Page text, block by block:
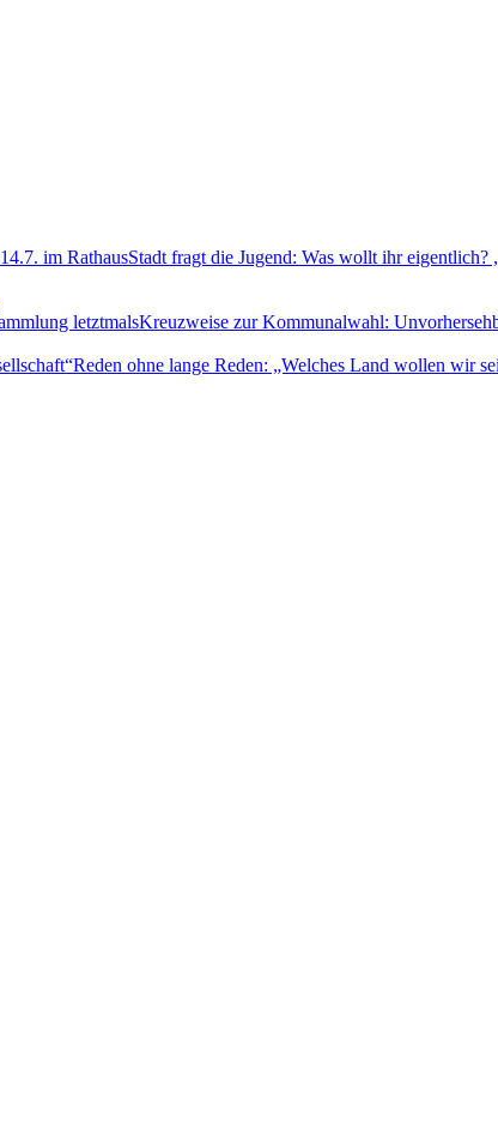
Stadt fragt die Jugend: Was wollt ihr
Kreuzweise zur Kommunalwahl:
Reden ohne lange Reden: „Welches Land wollen wir